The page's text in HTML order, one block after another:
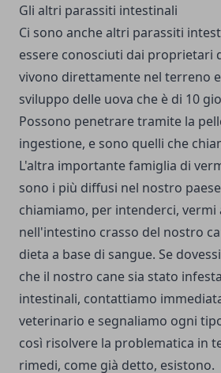
Gli altri parassiti intestinali
Ci sono anche altri parassiti
essere conosciuti dai proprietari
vivono direttamente nel terreno
sviluppo delle uova che è di 10
Possono penetrare tramite la
ingestione, e sono quelli che
L'altra importante famiglia di
sono i più diffusi nel nostro
chiamiamo, per intenderci, vermi
nell'intestino crasso del nostro
dieta a base di sangue. Se
che il nostro cane sia stato
intestinali, contattiamo
veterinario e segnaliamo ogni
così risolvere la problematica in
rimedi, come già detto, esistono.